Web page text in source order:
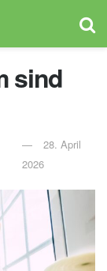
sind
28. April
2026